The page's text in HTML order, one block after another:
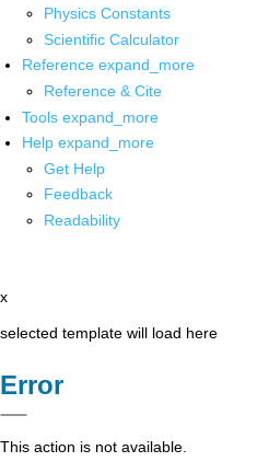
Physics Constants
Scientific Calculator
Reference expand_more
Reference & Cite
Tools expand_more
Help expand_more
Get Help
Feedback
Readability
x
selected template will load here
Error
This action is not available.